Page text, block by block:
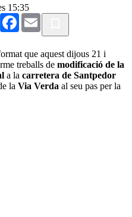
15:35
LinkedInFacebook
Email
que aquest dijous 21 i
treballs de modificació de la
a la carretera de Santpedor
la Via Verda al seu pas per la